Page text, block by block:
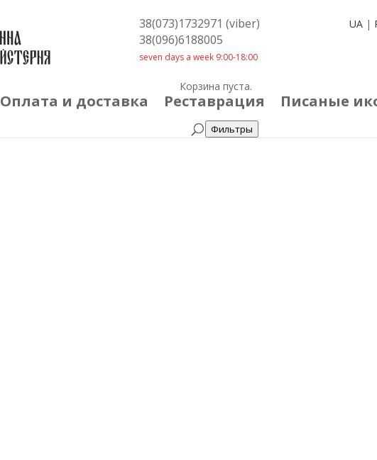
38(073)1732971 (viber)
38(096)6188005
seven days a week 9:00-18:00
UA |
Корзина пуста.
Оплата и доставка Реставрация Писаные
Фильтры